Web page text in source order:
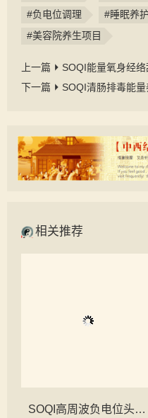
#负电位调理
#睡眠养护
#美容院养生项目
上一篇
SOQI能量氧身经
下一篇
SOQI清肠排毒能
相关推荐
SOQI高周波负电位头疗睡眠养生工程